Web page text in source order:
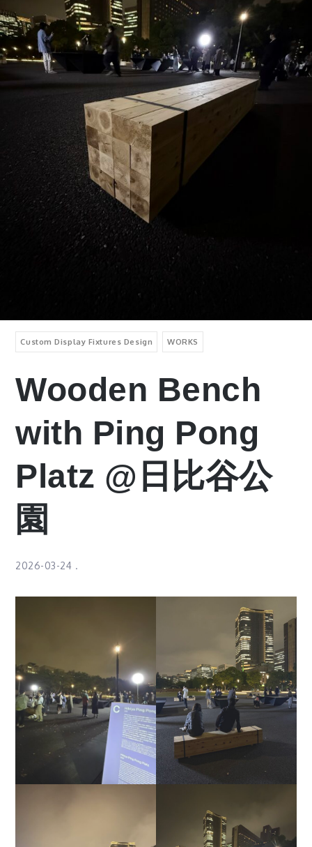
Custom Display Fixtures Design WORKS
Wooden Bench
with Ping Pong
Platz @日比谷公
園
2026-03-24